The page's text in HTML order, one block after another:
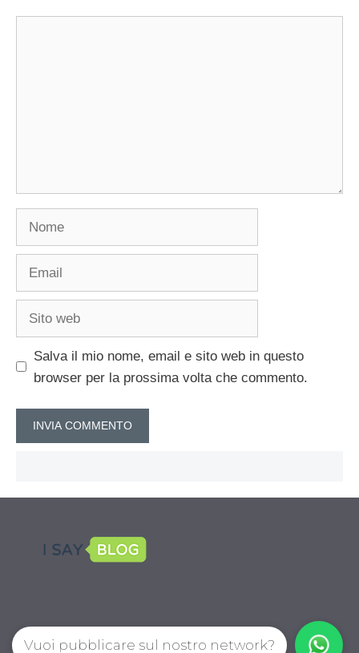
Salva il mio nome, email e sito web in questo
browser per la prossima volta che commento.
Vuoi pubblicare sul nostro network?